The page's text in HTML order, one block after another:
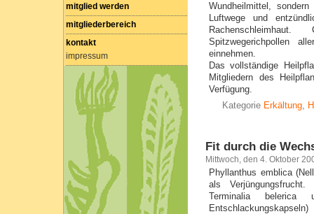
mitglied werden
mitgliederbereich
kontakt
impressum
Wundheilmittel,
Luftwege und
Spitzwegerichpollen
einnehmen.
Das vollständige
Mitgliedern des
Verfügung.
Kategorie Erkältung,
Fit durch die
Mittwoch, den 4. Oktober
Phyllanthus emblica
als
Terminalia